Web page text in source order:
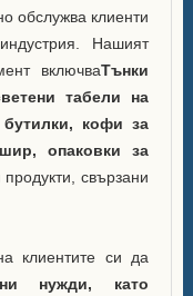
обслужва клиенти
Нашият
включваТънки
табели на
кофи за
опаковки за
свързани
клиентите си да
нужди, като